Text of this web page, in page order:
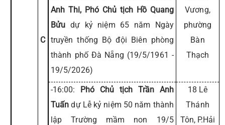
C
Anh Thi, Phó Chủ tịch Hồ Quang
Bửu dự kỷ niệm 65 năm Ngày
truyền thống Bộ đội Biên phòng
thành phố Đà Nẵng (19/5/1961 -
19/5/2026)
Vương,
phường
Bàn
Thạch
-16:00: Phó Chủ tịch Trần Anh
Tuấn dự Lễ kỷ niệm 50 năm thành
lập Trường mầm non 19/5
18 Lê
Thánh
Tôn, P.Hải